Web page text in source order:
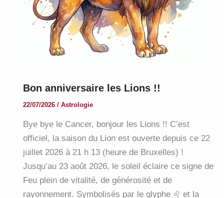
Bon anniversaire les Lions !!
22/07/2026 / Astrologie
Bye bye le Cancer, bonjour les Lions !! C’est
officiel, la saison du Lion est ouverte depuis ce 22
juillet 2026 à 21 h 13 (heure de Bruxelles) !
Jusqu’au 23 août 2026, le soleil éclaire ce signe de
Feu plein de vitalité, de générosité et de
rayonnement. Symbolisés par le glyphe ♌︎ et la